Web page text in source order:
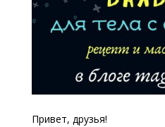
Привет, друзья!